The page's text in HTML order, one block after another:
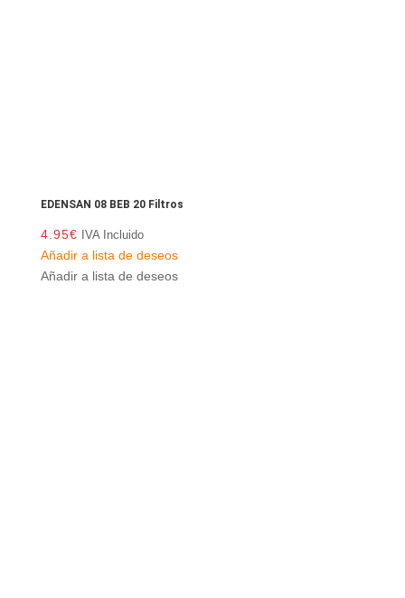
EDENSAN 08 BEB 20 Filtros
4.95€ IVA Incluido
Añadir a lista de deseos
Añadir a lista de deseos